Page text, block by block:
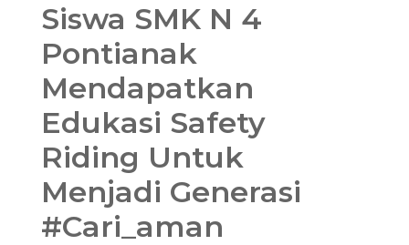
Siswa SMK N 4
Pontianak
Mendapatkan
Edukasi Safety
Riding Untuk
Menjadi Generasi
#Cari_aman